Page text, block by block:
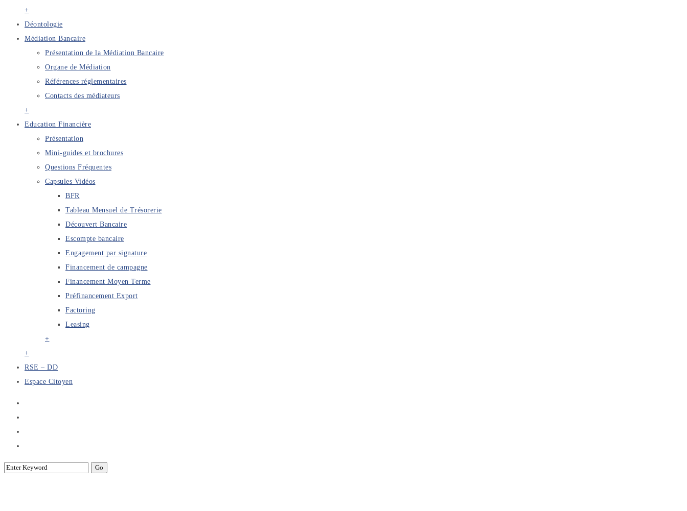
+
Déontologie
Médiation Bancaire
Présentation de la Médiation Bancaire
Organe de Médiation
Références réglementaires
Contacts des médiateurs
+
Education Financière
Présentation
Mini-guides et brochures
Questions Fréquentes
Capsules Vidéos
BFR
Tableau Mensuel de Trésorerie
Découvert Bancaire
Escompte bancaire
Engagement par signature
Financement de campagne
Financement Moyen Terme
Préfinancement Export
Factoring
Leasing
+
+
RSE – DD
Espace Citoyen